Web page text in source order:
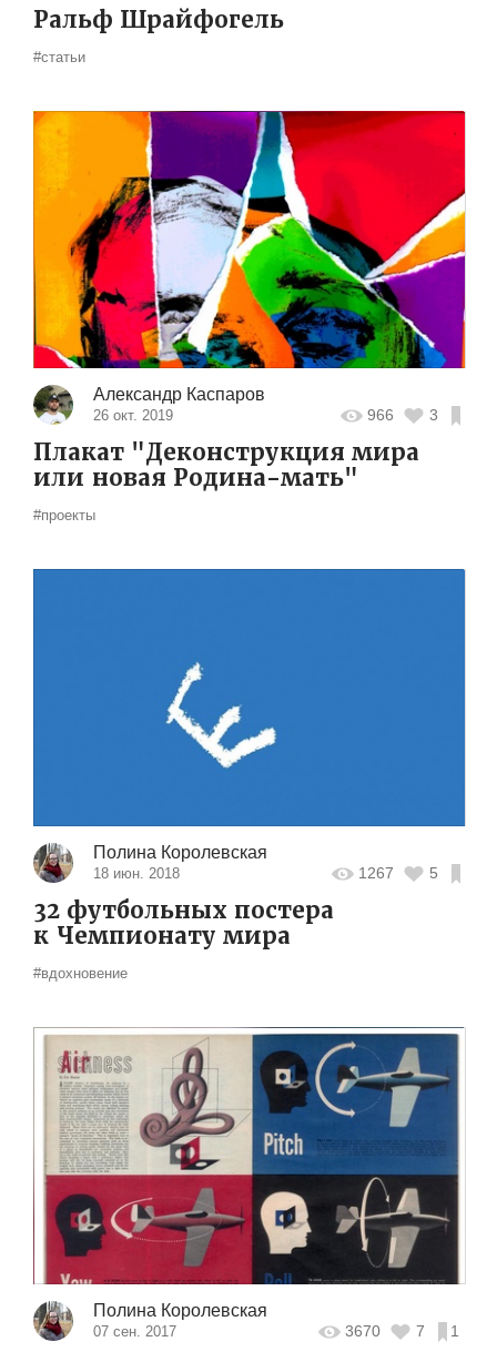
Ральф Шрайфогель
#статьи
Александр Каспаров
26 окт. 2019 966 3
Плакат "Деконструкция мира
или новая Родина-мать"
#проекты
Полина Королевская
18 июн. 2018 1267 5
32 футбольных постера
к Чемпионату мира
#вдохновение
Полина Королевская
07 сен. 2017 3670 7 1